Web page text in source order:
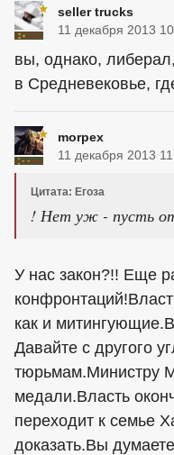
seller trucks
11 декабря 2013
вы, однако,
в Средневековье,
morpex
11 декабря 2013
Цитата: Егоза
! Нет уж - пусть
У нас закон?!! Еще
как и
Давайте с другого
тюрьмам.Министру
медали.Власть
переходит к семье
доказать.Вы